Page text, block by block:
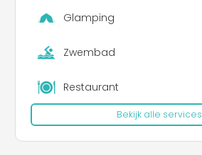
Glamping
Zwembad
Restaurant
Bekijk alle services